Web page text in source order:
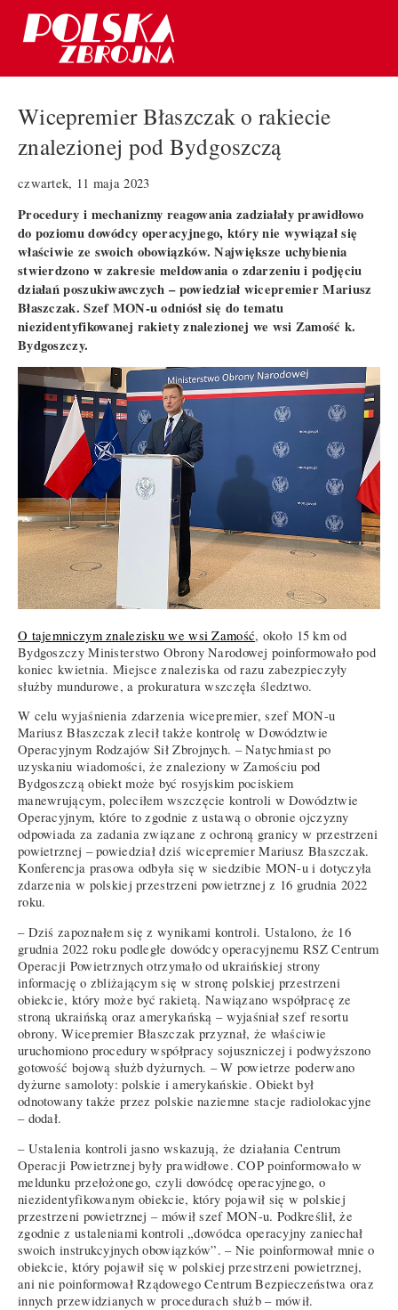
Wicepremier Błaszczak o rakiecie
znalezionej pod Bydgoszczą
czwartek, 11 maja 2023
Procedury i mechanizmy reagowania zadziałały prawidłowo
do poziomu dowódcy operacyjnego, który nie wywiązał się
właściwie ze swoich obowiązków. Największe uchybienia
stwierdzono w zakresie meldowania o zdarzeniu i podjęciu
działań poszukiwawczych – powiedział wicepremier Mariusz
Błaszczak. Szef MON-u odniósł się do tematu
niezidentyfikowanej rakiety znalezionej we wsi Zamość k.
Bydgoszczy.
O tajemniczym znalezisku we wsi Zamość, około 15 km od
Bydgoszczy Ministerstwo Obrony Narodowej poinformowało pod
koniec kwietnia. Miejsce znaleziska od razu zabezpieczyły
służby mundurowe, a prokuratura wszczęła śledztwo.
W celu wyjaśnienia zdarzenia wicepremier, szef MON-u
Mariusz Błaszczak zlecił także kontrolę w Dowództwie
Operacyjnym Rodzajów Sił Zbrojnych. – Natychmiast po
uzyskaniu wiadomości, że znaleziony w Zamościu pod
Bydgoszczą obiekt może być rosyjskim pociskiem
manewrującym, poleciłem wszczęcie kontroli w Dowództwie
Operacyjnym, które to zgodnie z ustawą o obronie ojczyzny
odpowiada za zadania związane z ochroną granicy w przestrzeni
powietrznej – powiedział dziś wicepremier Mariusz Błaszczak.
Konferencja prasowa odbyła się w siedzibie MON-u i dotyczyła
zdarzenia w polskiej przestrzeni powietrznej z 16 grudnia 2022
roku.
– Dziś zapoznałem się z wynikami kontroli. Ustalono, że 16
grudnia 2022 roku podległe dowódcy operacyjnemu RSZ Centrum
Operacji Powietrznych otrzymało od ukraińskiej strony
informację o zbliżającym się w stronę polskiej przestrzeni
obiekcie, który może być rakietą. Nawiązano współpracę ze
stroną ukraińską oraz amerykańską – wyjaśniał szef resortu
obrony. Wicepremier Błaszczak przyznał, że właściwie
uruchomiono procedury współpracy sojuszniczej i podwyższono
gotowość bojową służb dyżurnych. – W powietrze poderwano
dyżurne samoloty: polskie i amerykańskie. Obiekt był
odnotowany także przez polskie naziemne stacje radiolokacyjne
– dodał.
– Ustalenia kontroli jasno wskazują, że działania Centrum
Operacji Powietrznej były prawidłowe. COP poinformowało w
meldunku przełożonego, czyli dowódcę operacyjnego, o
niezidentyfikowanym obiekcie, który pojawił się w polskiej
przestrzeni powietrznej – mówił szef MON-u. Podkreślił, że
zgodnie z ustaleniami kontroli „dowódca operacyjny zaniechał
swoich instrukcyjnych obowiązków”. – Nie poinformował mnie o
obiekcie, który pojawił się w polskiej przestrzeni powietrznej,
ani nie poinformował Rządowego Centrum Bezpieczeństwa oraz
innych przewidzianych w procedurach służb – mówił.